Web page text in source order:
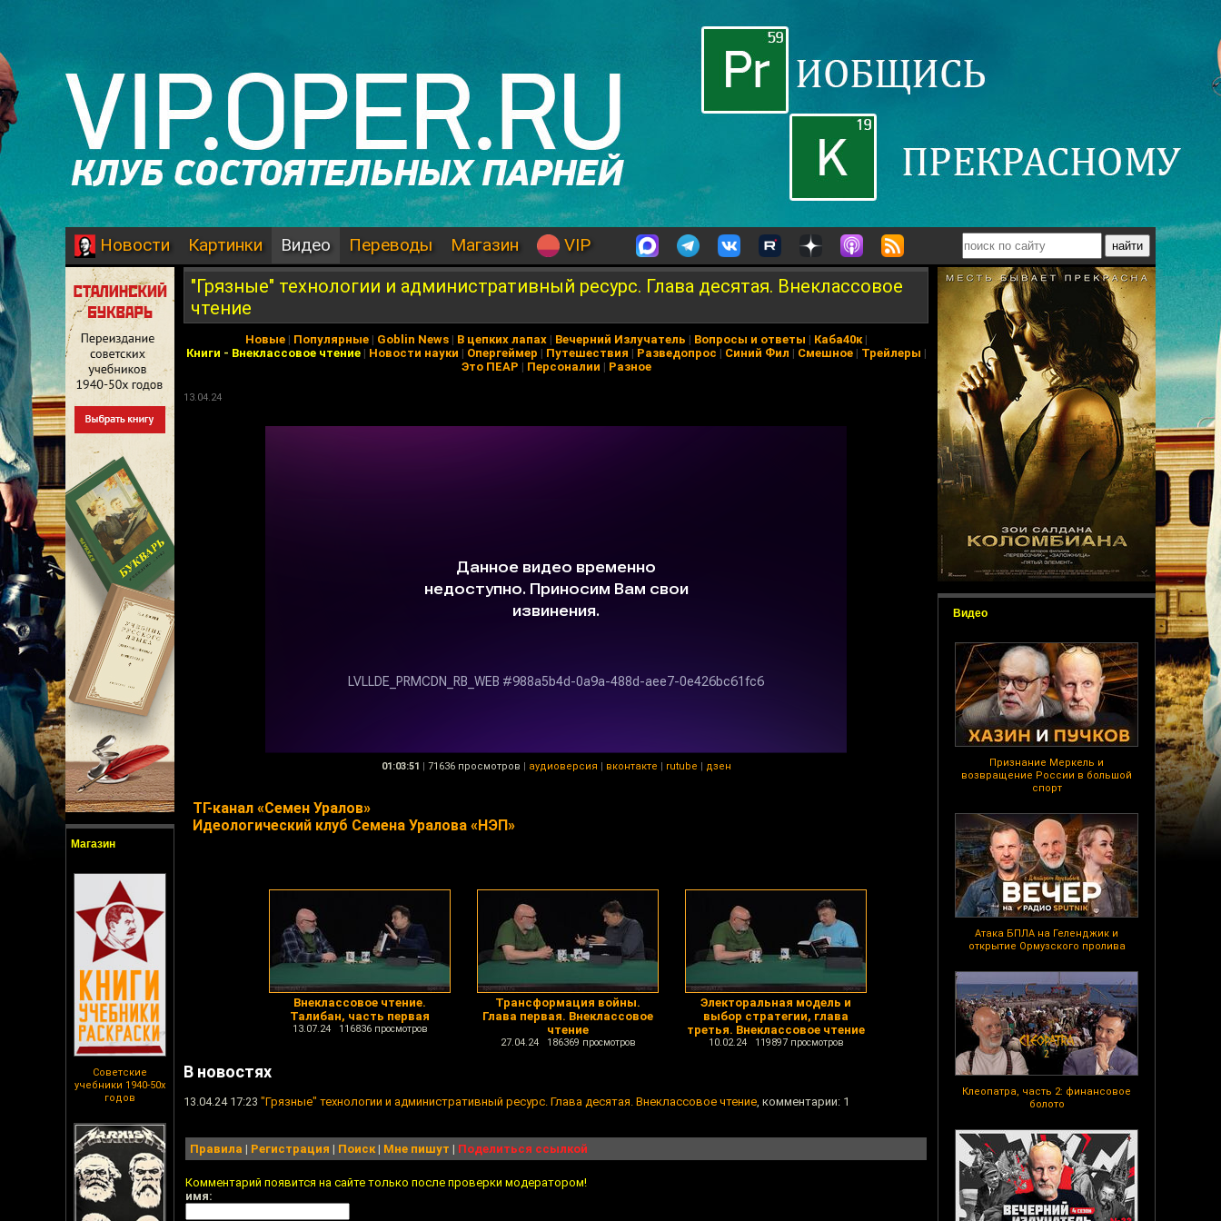
Новости Картинки Видео Переводы Магазин VIP
Магазин
Советские
учебники 1940-50х
годов
Видео
Признание Меркель и
возвращение России в большой
спорт
Атака БПЛА на Геленджик и
открытие Ормузского пролива
Клеопатра, часть 2: финансовое
болото
"Грязные" технологии и административный ресурс. Глава десятая. Внеклассовое
чтение
Новые| Популярные| Goblin News| В цепких лапах| Вечерний Излучатель | Вопросы и ответы | Каба40к|
Книги - Внеклассовое чтение| Новости науки | Опергеймер | Путешествия | Разведопрос | Синий Фил | Смешное| Трейлеры |
Это ПЕАР | Персоналии | Разное
13.04.24
01:03:51 | 71636 просмотров | аудиоверсия | вконтакте | rutube | дзен
ТГ-канал «Семен Уралов»
Идеологический клуб Семена Уралова «НЭП»
Внеклассовое чтение.
Талибан, часть первая
13.07.24 116836 просмотров
Трансформация войны.
Глава первая. Внеклассовое
чтение
27.04.24 186369 просмотров
Электоральная модель и
выбор стратегии, глава
третья. Внеклассовое чтение
10.02.24 119897 просмотров
В новостях
13.04.24 17:23 "Грязные" технологии и административный ресурс. Глава десятая. Внеклассовое чтение, комментарии: 1
Правила | Регистрация | Поиск| Мне пишут | Поделиться ссылкой
Комментарий появится на сайте только после проверки модератором!
имя: